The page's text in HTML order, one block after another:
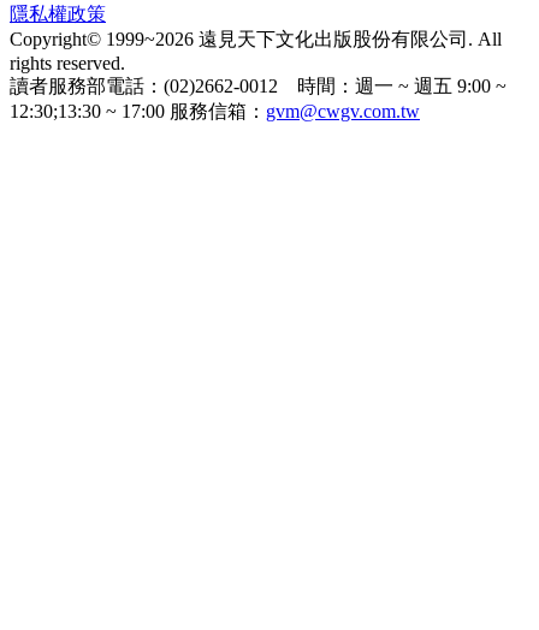
隱私權政策
Copyright© 1999~2026 遠見天下文化出版股份有限公司. All
rights reserved.
讀者服務部電話：(02)2662-0012 時間：週一 ~ 週五 9:00 ~
12:30;13:30 ~ 17:00 服務信箱： gvm@cwgv.com.tw